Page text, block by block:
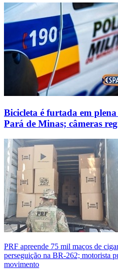
Bicicleta é furtada em
Pará de Minas; câmeras
PRF apreende 75 mil maços de
perseguição na BR-262; motorista
movimento